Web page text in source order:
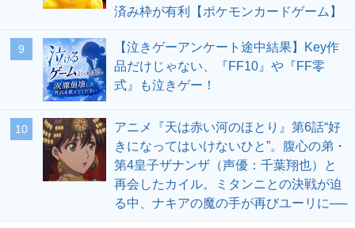
済み枠が有利【ポケモンカードゲーム】
9
【泣きゲーアンケート途中結果】Key作
品だけじゃない、『FF10』や『FF零
式』も泣きゲー！
10
アニメ『天は赤い河のほとり』第6話“好
きになってはいけないひと”。腹心の弟・
第4皇子ザナンザ（声優：千葉翔也）と
再会したカイル。ミタンニとの決戦が迫
る中、ナキアの魔の手が再びユーリに──